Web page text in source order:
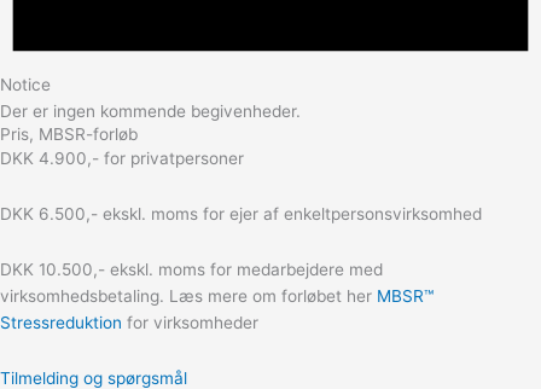
Notice
Der er ingen kommende begivenheder.
Pris, MBSR-forløb
DKK 4.900,- for privatpersoner
DKK 6.500,- ekskl. moms for ejer af enkeltpersonsvirksomhed
DKK 10.500,- ekskl. moms for medarbejdere med
virksomhedsbetaling. Læs mere om forløbet her MBSR™
Stressreduktion for virksomheder
Tilmelding og spørgsmål